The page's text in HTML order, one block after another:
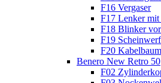
F16 Vergaser
F17 Lenker mit
F18 Blinker
F19
F20
Benero New Retro 50
F02